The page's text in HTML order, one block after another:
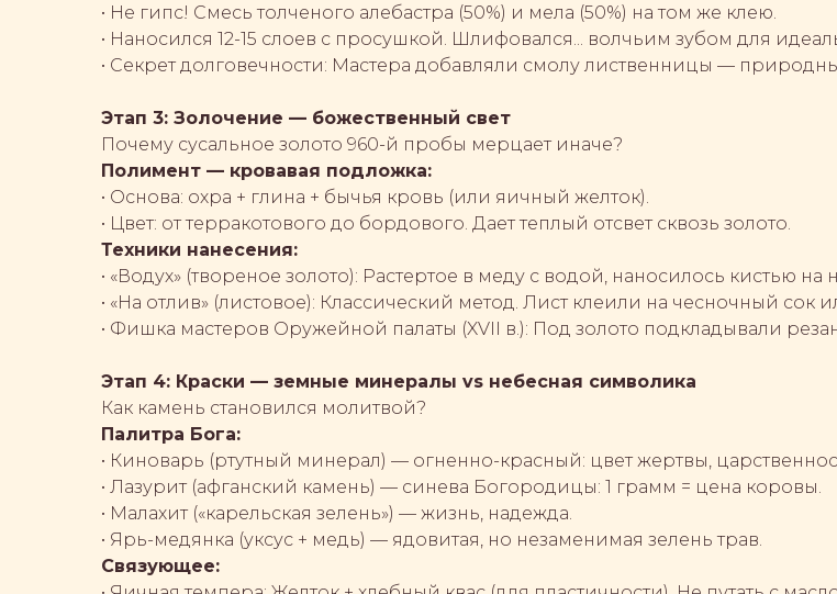
• Не гипс! Смесь толченого алебастра (50%) и мела (50%) на том же клею.
• Наносился 12-15 слоев с просушкой. Шлифовался... волчьим зубом для
• Секрет долговечности: Мастера добавляли смолу лиственницы —
Этап 3: Золочение — божественный свет
Почему сусальное золото 960-й пробы мерцает иначе?
Полимент — кровавая подложка:
• Основа: охра + глина + бычья кровь (или яичный желток).
• Цвет: от терракотового до бордового. Дает теплый отсвет сквозь золото.
Техники нанесения:
• «Водух» (твореное золото): Растертое в меду с водой, наносилось кистью
• «На отлив» (листовое): Классический метод. Лист клеили на чесночный
• Фишка мастеров Оружейной палаты (XVII в.): Под золото подкладывали
Этап 4: Краски — земные минералы vs небесная символика
Как камень становился молитвой?
Палитра Бога:
• Киноварь (ртутный минерал) — огненно-красный: цвет жертвы,
• Лазурит (афганский камень) — синева Богородицы: 1 грамм = цена коровы.
• Малахит («карельская зелень») — жизнь, надежда.
• Ярь-медянка (уксус + медь) — ядовитая, но незаменимая зелень трав.
Связующее: